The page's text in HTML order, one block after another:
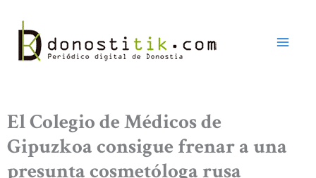
contenido
El Colegio de Médicos de
Gipuzkoa consigue frenar a una
presunta cosmetóloga rusa